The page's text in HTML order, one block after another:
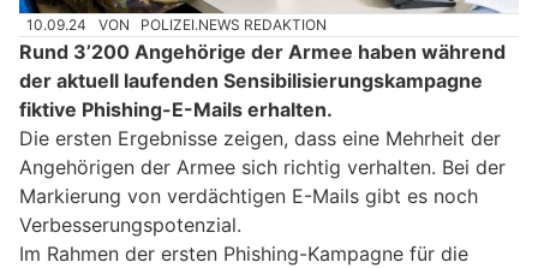
10.09.24 VON POLIZEI.NEWS REDAKTION
Rund 3’200 Angehörige der Armee haben während
der aktuell laufenden Sensibilisierungskampagne
fiktive Phishing-E-Mails erhalten.
Die ersten Ergebnisse zeigen, dass eine Mehrheit der
Angehörigen der Armee sich richtig verhalten. Bei der
Markierung von verdächtigen E-Mails gibt es noch
Verbesserungspotenzial.
Im Rahmen der ersten Phishing-Kampagne für die